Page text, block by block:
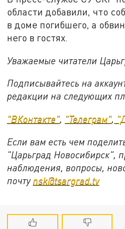
области добавили, что
в доме погибшего, а
него в гостях.
Уважаемые читатели
Подписывайтесь на
редакции на следующих
"ВКонтакте", "Телеграм",
Если вам есть чем
"Царьград Новосибирск",
наблюдения, вопросы,
почту nsk@tsargrad.tv